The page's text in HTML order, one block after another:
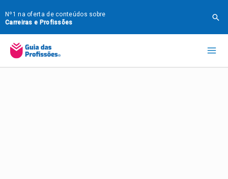
para
o
conteúdo
Nº1 na oferta de conteúdos sobre
Carreiras e Profissões